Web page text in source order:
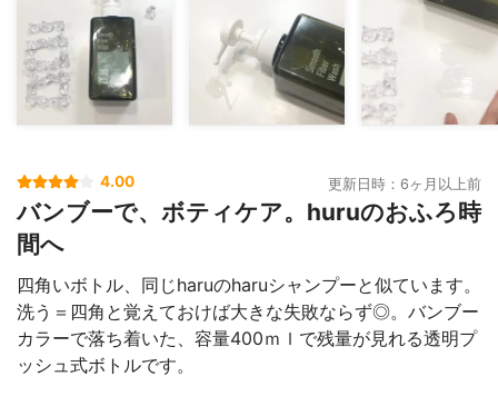
4.00 更新日時：6ヶ月以上前
バンブーで、ボティケア。huruのおふろ時
間へ
四角いボトル、同じharuのharuシャンプーと似ています。
洗う＝四角と覚えておけば大きな失敗ならず◎。バンブー
カラーで落ち着いた、容量400ｍｌで残量が見れる透明プ
ッシュ式ボトルです。